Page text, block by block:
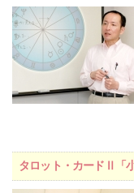
タロット・カードⅡ「